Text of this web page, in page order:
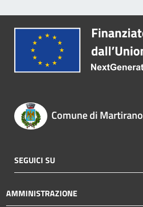
Comune di Martirano
SEGUICI SU
AMMINISTRAZIONE